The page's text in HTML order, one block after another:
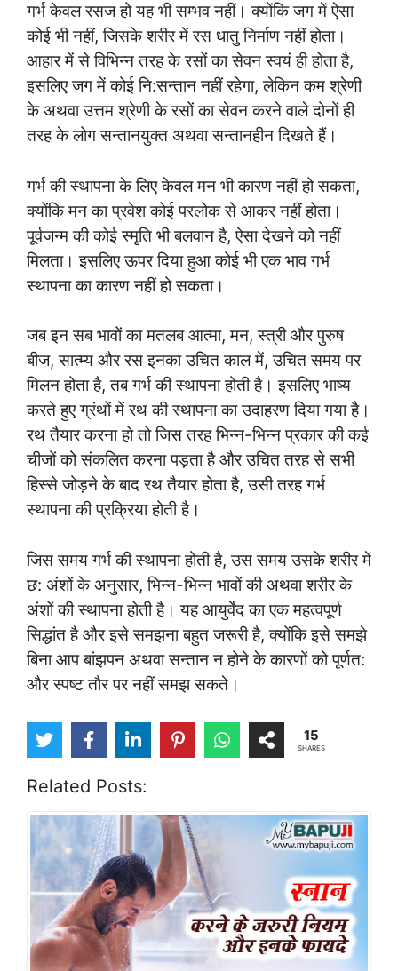
गर्भ केवल रसज हो यह भी सम्भव नहीं। क्योंकि जग में ऐसा
कोई भी नहीं, जिसके शरीर में रस धातु निर्माण नहीं होता।
आहार में से विभिन्न तरह के रसों का सेवन स्वयं ही होता है,
इसलिए जग में कोई नि:सन्तान नहीं रहेगा, लेकिन कम श्रेणी
के अथवा उत्तम श्रेणी के रसों का सेवन करने वाले दोनों ही
तरह के लोग सन्तानयुक्त अथवा सन्तानहीन दिखते हैं।
गर्भ की स्थापना के लिए केवल मन भी कारण नहीं हो सकता,
क्योंकि मन का प्रवेश कोई परलोक से आकर नहीं होता।
पूर्वजन्म की कोई स्मृति भी बलवान है, ऐसा देखने को नहीं
मिलता। इसलिए ऊपर दिया हुआ कोई भी एक भाव गर्भ
स्थापना का कारण नहीं हो सकता।
जब इन सब भावों का मतलब आत्मा, मन, स्त्री और पुरुष
बीज, सात्म्य और रस इनका उचित काल में, उचित समय पर
मिलन होता है, तब गर्भ की स्थापना होती है। इसलिए भाष्य
करते हुए ग्रंथों में रथ की स्थापना का उदाहरण दिया गया है।
रथ तैयार करना हो तो जिस तरह भिन्न-भिन्न प्रकार की कई
चीजों को संकलित करना पड़ता है और उचित तरह से सभी
हिस्से जोड़ने के बाद रथ तैयार होता है, उसी तरह गर्भ
स्थापना की प्रक्रिया होती है।
जिस समय गर्भ की स्थापना होती है, उस समय उसके शरीर में
छ: अंशों के अनुसार, भिन्न-भिन्न भावों की अथवा शरीर के
अंशों की स्थापना होती है। यह आयुर्वेद का एक महत्वपूर्ण
सिद्धांत है और इसे समझना बहुत जरूरी है, क्योंकि इसे समझे
बिना आप बांझपन अथवा सन्तान न होने के कारणों को पूर्णत:
और स्पष्ट तौर पर नहीं समझ सकते।
15
SHARES
Related Posts: